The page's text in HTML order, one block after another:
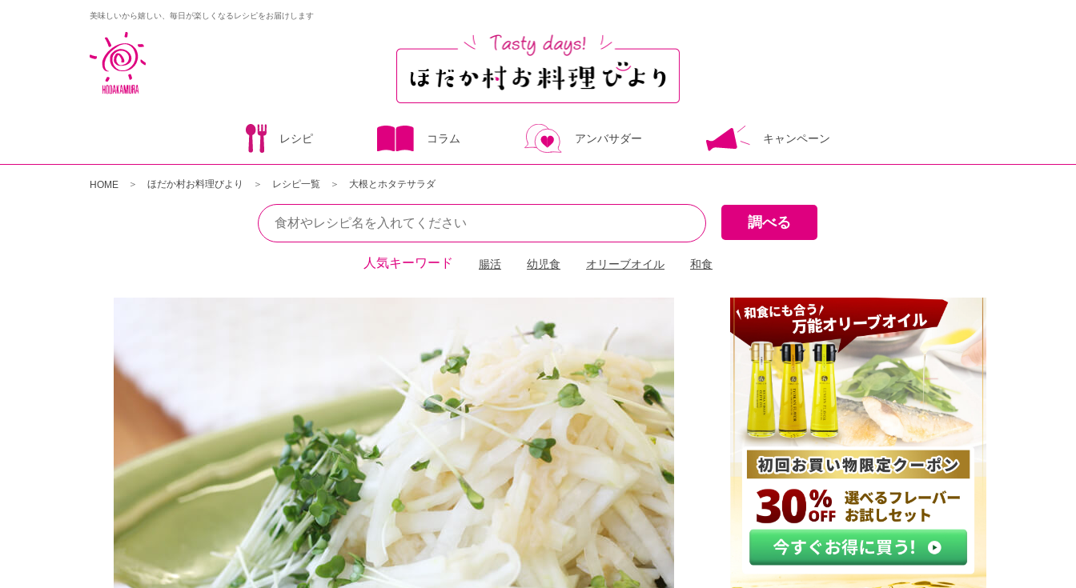
美味しいから嬉しい、毎日が楽しくなるレシピをお届けします
レシピ コラム アンバサダー キャンペーン
HOME ほだか村お料理びより レシピ一覧 大根とホタテサラダ
人気キーワード 腸活 幼児食 オリーブオイル 和食